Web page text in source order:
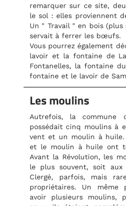
remarquer sur ce site,
le sol : elles proviennent
Un " Travail " en bois
servait à ferrer les bœufs.
Vous pourrez également
lavoir et la fontaine de
Fontanelles, la fontaine
fontaine et le lavoir de
Les moulins
Autrefois, la commune
possédait cinq moulins à
vent et un moulin à
et le moulin à huile ont
Avant la Révolution, les
le plus souvent, soit aux
Clergé, parfois, mais
propriétaires. Un même
avoir plusieurs moulins,